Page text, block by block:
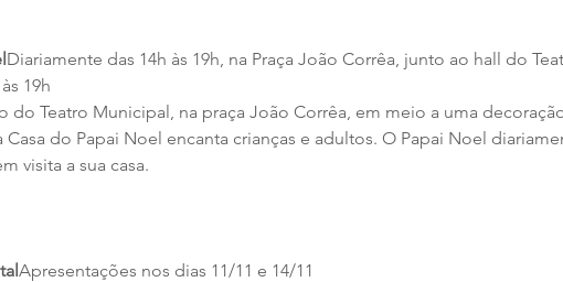
Diariamente das 14h às 19h, na Praça João Corrêa, junto ao hall do
19h
do Teatro Municipal, na praça João Corrêa, em meio a uma
Casa do Papai Noel encanta crianças e adultos. O Papai Noel
visita a sua casa.
Apresentações nos dias 11/11 e 14/11